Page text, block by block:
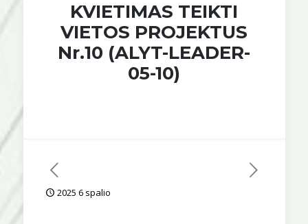
KVIETIMAS TEIKTI
VIETOS PROJEKTUS
Nr.10 (ALYT-LEADER-
05-10)
2025 6 spalio